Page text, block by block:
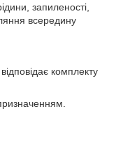
запиленості,
всередину
комплекту